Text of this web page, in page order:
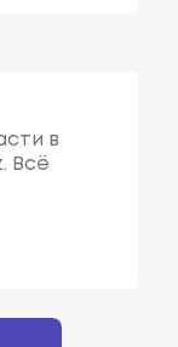
в
Всё